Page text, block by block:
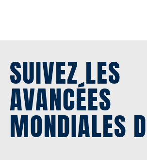
SUIVEZ LES
AVANCÉES
MONDIALES